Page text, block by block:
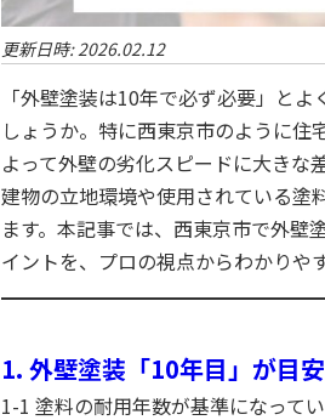
更新日時:2026.02.12
「外壁塗装は10年で必ず必要」と
しょうか。特に西東京市のように
よって外壁の劣化スピードに大きな
建物の立地環境や使用されている塗
ます。本記事では、西東京市で外
イントを、プロの視点からわかりや
1. 外壁塗装「10年目」が目
1-1 塗料の耐用年数が基準になって